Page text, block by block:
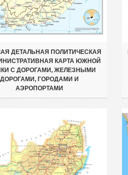
ДЕТАЛЬНАЯ ПОЛИТИЧЕСКАЯ
КАРТА ЮЖНОЙ
С ДОРОГАМИ, ЖЕЛЕЗНЫМИ
ДОРОГАМИ, ГОРОДАМИ И
АЭРОПОРТАМИ